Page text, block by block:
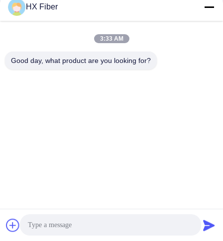
HX Fiber
3:33 AM
Good day, what product are you looking for?